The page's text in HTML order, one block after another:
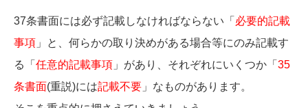
37条書面には必ず記載しなければならない「 必要的記載
事項 」と、何らかの取り決めがある場合等にのみ記載す
る「 任意的記載事項 」があり、それぞれにいくつか「 35
条書面(重説)には記載不要 」なものがあります。